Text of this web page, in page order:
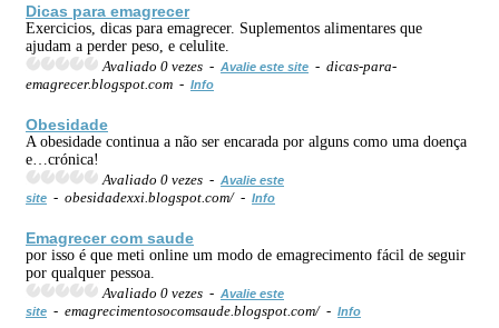
Dicas para emagrecer
Exercicios, dicas para emagrecer. Suplementos alimentares que
ajudam a perder peso, e celulite.
Avaliado 0 vezes - Avalie este site - dicas-para-
emagrecer.blogspot.com - Info
Obesidade
A obesidade continua a não ser encarada por alguns como uma doença
e…crónica!
Avaliado 0 vezes - Avalie este
site - obesidadexxi.blogspot.com/ - Info
Emagrecer com saude
por isso é que meti online um modo de emagrecimento fácil de seguir
por qualquer pessoa.
Avaliado 0 vezes - Avalie este
site - emagrecimentosocomsaude.blogspot.com/ - Info